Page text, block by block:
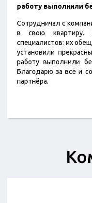
работу выполнили
Сотрудничал с
в свою квартиру.
специалистов: их
установили
работу выполнили
Благодарю за всё и
партнёра.